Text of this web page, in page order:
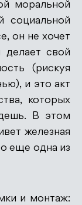
моральной
социальной
он не хочет
делает свой
(рискуя
и это акт
которых
В этом
железная
еще одна из
и монтаж: